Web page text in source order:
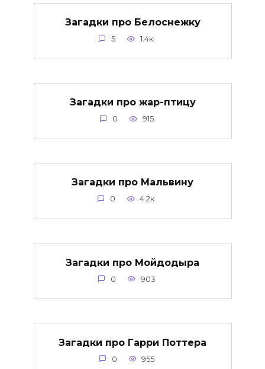
Загадки про Белоснежку
5 1.4к.
Загадки про жар-птицу
0 915
Загадки про Мальвину
0 4.2к.
Загадки про Мойдодыра
0 903
Загадки про Гарри Поттера
0 955